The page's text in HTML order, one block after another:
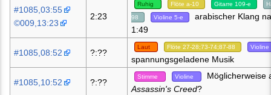
#1085,03:55
©009,13:23
2:23
Ruhig Flöte a-10 Gitarre 109-e
98
Violine 5-e
arabischer Klang
1:49
#1085,08:52 ?:??
Laut Flöte 27-28;73-74;87-88 Violine
spannungsgeladene Musik
#1085,10:52 ?:??
Stimme Violine
Möglicherweise
Assassin's Creed?